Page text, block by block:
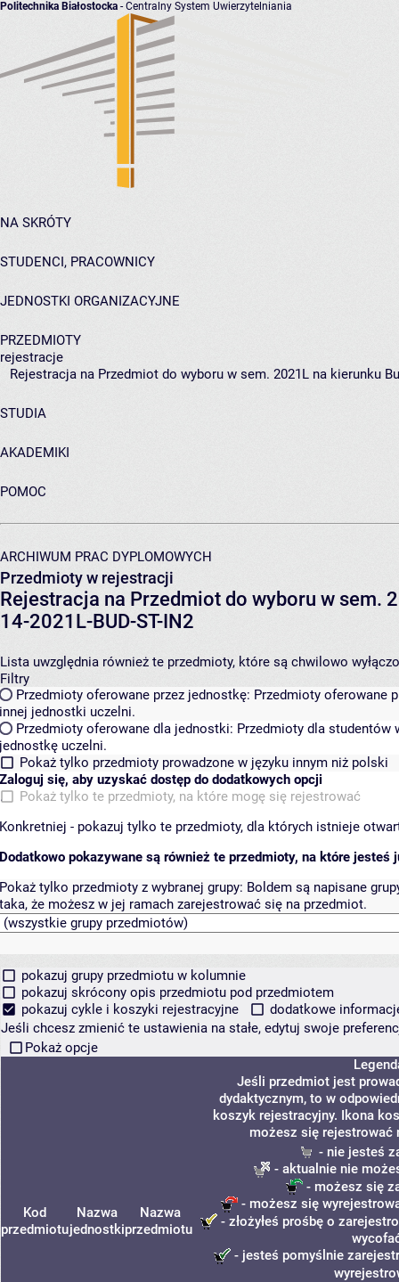
Politechnika Białostocka - Centralny System Uwierzytelniania
NA SKRÓTY
STUDENCI, PRACOWNICY
JEDNOSTKI ORGANIZACYJNE
PRZEDMIOTY
rejestracje
Rejestracja na Przedmiot do wyboru w sem. 2021L na kierunku
STUDIA
AKADEMIKI
POMOC
ARCHIWUM PRAC DYPLOMOWYCH
Przedmioty w rejestracji
Rejestracja na Przedmiot do wyboru w sem.
14-2021L-BUD-ST-IN2
Lista uwzględnia również te przedmioty, które są chwilowo
Filtry
Przedmioty oferowane przez jednostkę: Przedmioty oferowane
innej jednostki uczelni.
Przedmioty oferowane dla jednostki: Przedmioty dla studentów
jednostkę uczelni.
Pokaż tylko przedmioty prowadzone w języku innym niż polski
Zaloguj się, aby uzyskać dostęp do dodatkowych opcji
Pokaż tylko te przedmioty, na które mogę się rejestrować
Konkretniej - pokazuj tylko te przedmioty, dla których istnieje
Dodatkowo pokazywane są również te przedmioty, na które jesteś
Pokaż tylko przedmioty z wybranej grupy: Boldem są napisane
taka, że możesz w jej ramach zarejestrować się na przedmiot.
pokazuj grupy przedmiotu w kolumnie
pokazuj skrócony opis przedmiotu pod przedmiotem
pokazuj cykle i koszyki rejestracyjne
dodatkowe
Jeśli chcesz zmienić te ustawienia na stałe, edytuj swoje
Pokaż opcje
Kod
przedmiotu
Nazwa
jednostki
Nazwa
przedmiotu
Jeśli przedmiot jest
dydaktycznym, to w
koszyk rejestracyjny. Ikona
możesz się rejestrować
- nie jesteś
- aktualnie nie
- możesz się
- możesz się
- złożyłeś prośbę o
- jesteś pomyślnie